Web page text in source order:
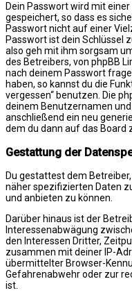
Dein Passwort wird mit
gespeichert, so dass es
Passwort nicht auf einer
Passwort ist dein Schlüssel
also geh mit ihm sorgsam
des Betreibers, von phpBB
nach deinem Passwort
haben, so kannst du die
vergessen“ benutzen. Die
deinem Benutzernamen
anschließend ein neu
dem du dann auf das Board
Gestattung der
Du gestattest dem
näher spezifizierten Daten
und anbieten zu können.
Darüber hinaus ist der
Interessenabwägung
den Interessen Dritter,
zusammen mit deiner IP-
übermittelter Browser-
Gefahrenabwehr oder zur
ist.